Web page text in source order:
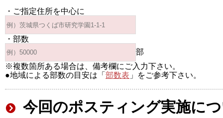
・ご指定住所を中心に
・部数
部
※複数箇所ある場合は、備考欄にご入力下さい。
●地域による部数の目安は「部数表 」をご参考下さい。
今回のポスティング実施に